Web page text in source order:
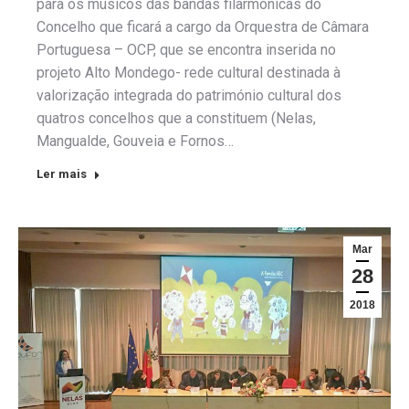
para os músicos das bandas filarmónicas do
Concelho que ficará a cargo da Orquestra de Câmara
Portuguesa – OCP, que se encontra inserida no
projeto Alto Mondego- rede cultural destinada à
valorização integrada do património cultural dos
quatros concelhos que a constituem (Nelas,
Mangualde, Gouveia e Fornos…
Ler mais
Mar
28
2018